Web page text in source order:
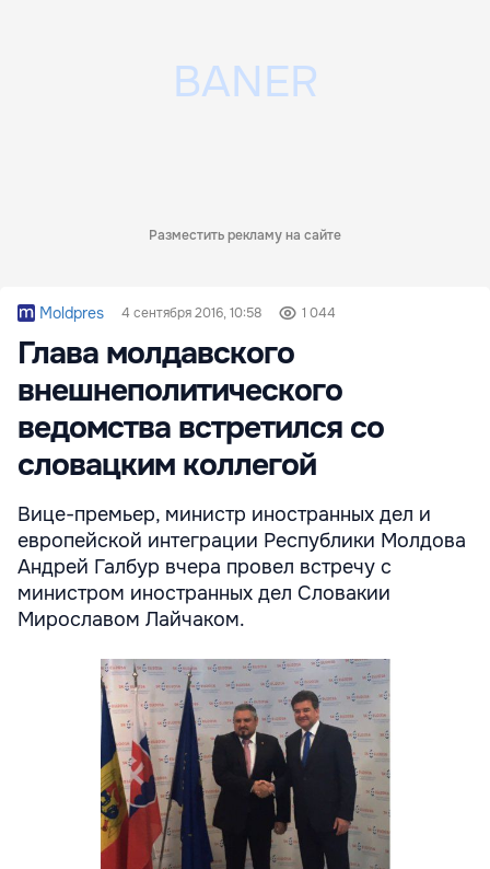
Разместить рекламу на сайте
Moldpres 4 сентября 2016, 10:58 1 044
Глава молдавского
внешнеполитического
ведомства встретился со
словацким коллегой
Вице-премьер, министр иностранных дел и
европейской интеграции Республики Молдова
Андрей Галбур вчера провел встречу с
министром иностранных дел Словакии
Мирославом Лайчаком.